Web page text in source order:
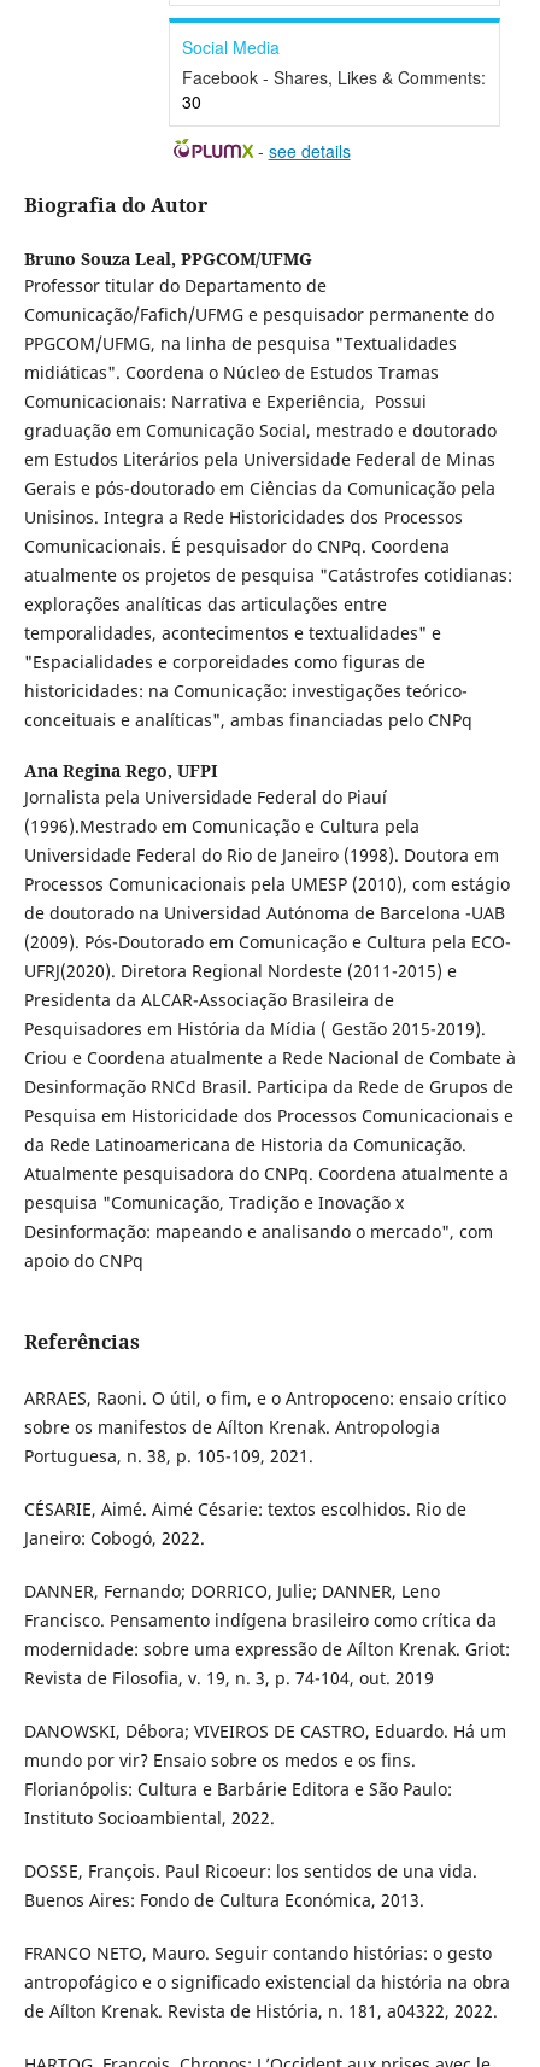
Social Media
Facebook - Shares, Likes & Comments:
30
- see details
Biografia do Autor
Bruno Souza Leal, PPGCOM/UFMG
Professor titular do Departamento de
Comunicação/Fafich/UFMG e pesquisador permanente do
PPGCOM/UFMG, na linha de pesquisa "Textualidades
midiáticas". Coordena o Núcleo de Estudos Tramas
Comunicacionais: Narrativa e Experiência, Possui
graduação em Comunicação Social, mestrado e doutorado
em Estudos Literários pela Universidade Federal de Minas
Gerais e pós-doutorado em Ciências da Comunicação pela
Unisinos. Integra a Rede Historicidades dos Processos
Comunicacionais. É pesquisador do CNPq. Coordena
atualmente os projetos de pesquisa "Catástrofes cotidianas:
explorações analíticas das articulações entre
temporalidades, acontecimentos e textualidades" e
"Espacialidades e corporeidades como figuras de
historicidades: na Comunicação: investigações teórico-
conceituais e analíticas", ambas financiadas pelo CNPq
Ana Regina Rego, UFPI
Jornalista pela Universidade Federal do Piauí
(1996).Mestrado em Comunicação e Cultura pela
Universidade Federal do Rio de Janeiro (1998). Doutora em
Processos Comunicacionais pela UMESP (2010), com estágio
de doutorado na Universidad Autónoma de Barcelona -UAB
(2009). Pós-Doutorado em Comunicação e Cultura pela ECO-
UFRJ(2020). Diretora Regional Nordeste (2011-2015) e
Presidenta da ALCAR-Associação Brasileira de
Pesquisadores em História da Mídia ( Gestão 2015-2019).
Criou e Coordena atualmente a Rede Nacional de Combate à
Desinformação RNCd Brasil. Participa da Rede de Grupos de
Pesquisa em Historicidade dos Processos Comunicacionais e
da Rede Latinoamericana de Historia da Comunicação.
Atualmente pesquisadora do CNPq. Coordena atualmente a
pesquisa "Comunicação, Tradição e Inovação x
Desinformação: mapeando e analisando o mercado", com
apoio do CNPq
Referências
ARRAES, Raoni. O útil, o fim, e o Antropoceno: ensaio crítico
sobre os manifestos de Aílton Krenak. Antropologia
Portuguesa, n. 38, p. 105-109, 2021.
CÉSARIE, Aimé. Aimé Césarie: textos escolhidos. Rio de
Janeiro: Cobogó, 2022.
DANNER, Fernando; DORRICO, Julie; DANNER, Leno
Francisco. Pensamento indígena brasileiro como crítica da
modernidade: sobre uma expressão de Aílton Krenak. Griot:
Revista de Filosofia, v. 19, n. 3, p. 74-104, out. 2019
DANOWSKI, Débora; VIVEIROS DE CASTRO, Eduardo. Há um
mundo por vir? Ensaio sobre os medos e os fins.
Florianópolis: Cultura e Barbárie Editora e São Paulo:
Instituto Socioambiental, 2022.
DOSSE, François. Paul Ricoeur: los sentidos de una vida.
Buenos Aires: Fondo de Cultura Económica, 2013.
FRANCO NETO, Mauro. Seguir contando histórias: o gesto
antropofágico e o significado existencial da história na obra
de Aílton Krenak. Revista de História, n. 181, a04322, 2022.